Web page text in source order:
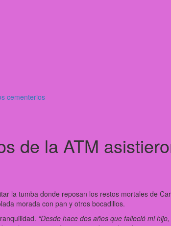
cementerios
de la ATM
la tumba donde reposan los restos mortales de
morada con pan y otros bocadillos.
“Desde hace dos años que falleció mi